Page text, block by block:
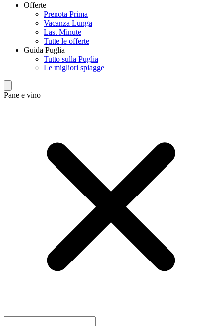
Offerte
Prenota Prima
Vacanza Lunga
Last Minute
Tutte le offerte
Guida Puglia
Tutto sulla Puglia
Le migliori spiagge
Pane e vino